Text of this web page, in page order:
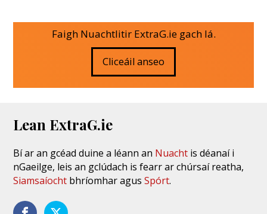
Faigh Nuachtlitir ExtraG.ie gach lá.
Cliceáil anseo
Lean ExtraG.ie
Bí ar an gcéad duine a léann an Nuacht is déanaí i
nGaeilge, leis an gclúdach is fearr ar chúrsaí reatha,
Siamsaíocht bhríomhar agusSpórt.